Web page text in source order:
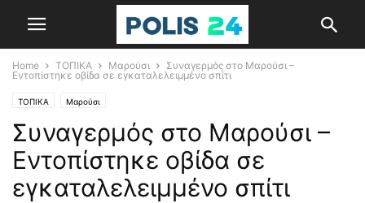
Home ΤΟΠΙΚΑ Μαρούσι
Συναγερμός στο Μαρούσι –
Εντοπίστηκε οβίδα σε εγκαταλελειμμένο σπίτι
ΤΟΠΙΚΑ Μαρούσι
Συναγερμός στο Μαρούσι –
Εντοπίστηκε οβίδα σε
εγκαταλελειμμένο σπίτι